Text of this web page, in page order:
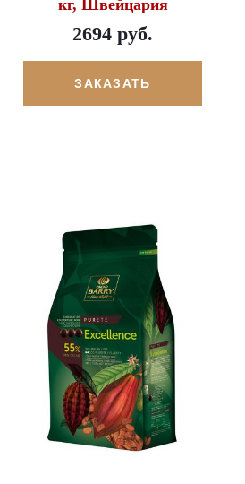
кг, Швейцария
2694 руб.
ЗАКАЗАТЬ